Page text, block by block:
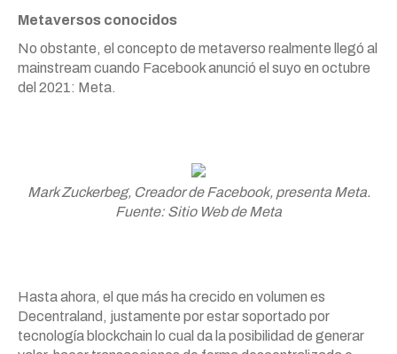
Metaversos conocidos
No obstante, el concepto de metaverso realmente llegó al
mainstream cuando Facebook anunció el suyo en octubre
del 2021: Meta.
Mark Zuckerbeg, Creador de Facebook, presenta Meta.
Fuente: Sitio Web de Meta
Hasta ahora, el que más ha crecido en volumen es
Decentraland, justamente por estar soportado por
tecnología blockchain lo cual da la posibilidad de generar